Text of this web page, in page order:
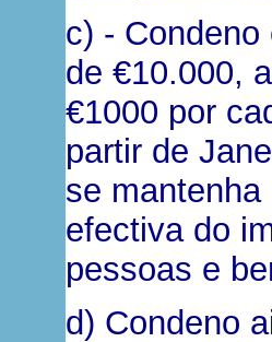
c) -
de €10.000,
€1000 por
partir de
se
efectiva do
pessoas e
d) Condeno